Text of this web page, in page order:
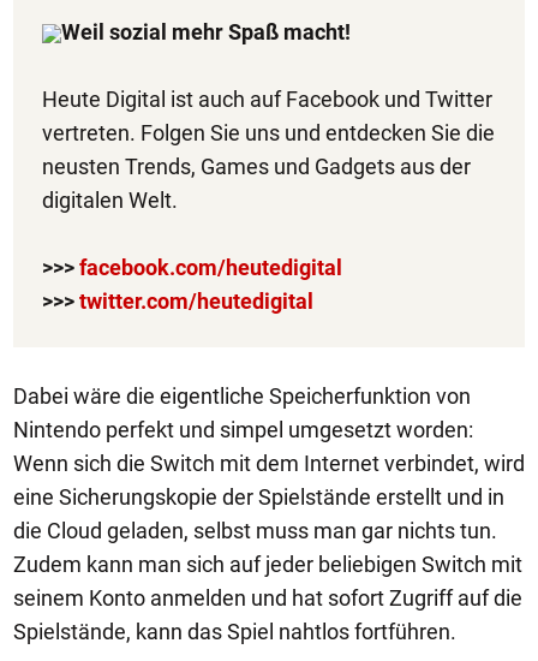
Weil sozial mehr Spaß macht!
Heute Digital ist auch auf Facebook und Twitter
vertreten. Folgen Sie uns und entdecken Sie die
neusten Trends, Games und Gadgets aus der
digitalen Welt.
>>>facebook.com/heutedigital
>>>twitter.com/heutedigital
Dabei wäre die eigentliche Speicherfunktion von
Nintendo perfekt und simpel umgesetzt worden:
Wenn sich die Switch mit dem Internet verbindet, wird
eine Sicherungskopie der Spielstände erstellt und in
die Cloud geladen, selbst muss man gar nichts tun.
Zudem kann man sich auf jeder beliebigen Switch mit
seinem Konto anmelden und hat sofort Zugriff auf die
Spielstände, kann das Spiel nahtlos fortführen.